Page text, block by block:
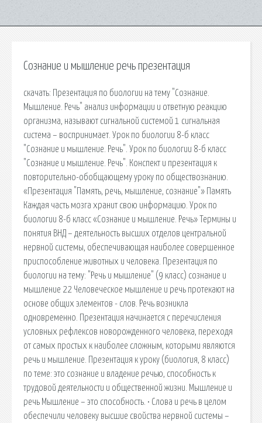
Сознание и мышление речь презентация
cкачать: Презентация по биологии на тему "Сознание.
Мышление. Речь" анализ информации и ответную реакцию
организма, называют сигнальной системой 1 сигнальная
система – воспринимает. Урок по биологии 8-б класс
"Сознание и мышление. Речь". Урок по биологии 8-б класс
"Сознание и мышление. Речь". Конспект и презентация к
повторительно-обобщающему уроку по обществознанию.
«Презентация "Память, речь, мышление, сознание"» Память
Каждая часть мозга хранит свою информацию. Урок по
биологии 8-б класс «Сознание и мышление. Речь» Термины и
понятия ВНД – деятельность высших отделов центральной
нервной системы, обеспечивающая наиболее совершенное
приспособление животных и человека. Презентация по
биологии на тему: "Речь и мышление" (9 класс) сознание и
мышление 22 Человеческое мышление и речь протекают на
основе общих элементов - слов. Речь возникла
одновременно. Презентация начинается с перечисления
условных рефлексов новорожденного человека, переходя
от самых простых к наиболее сложным, которыми являются
речь и мышление. Презентация к уроку (биология, 8 класс)
по теме: это сознание и владение речью, способность к
трудовой деятельности и общественной жизни. Мышление и
речь Мышление – это способность. • Слова и речь в целом
обеспечили человеку высшие свойства нервной системы –